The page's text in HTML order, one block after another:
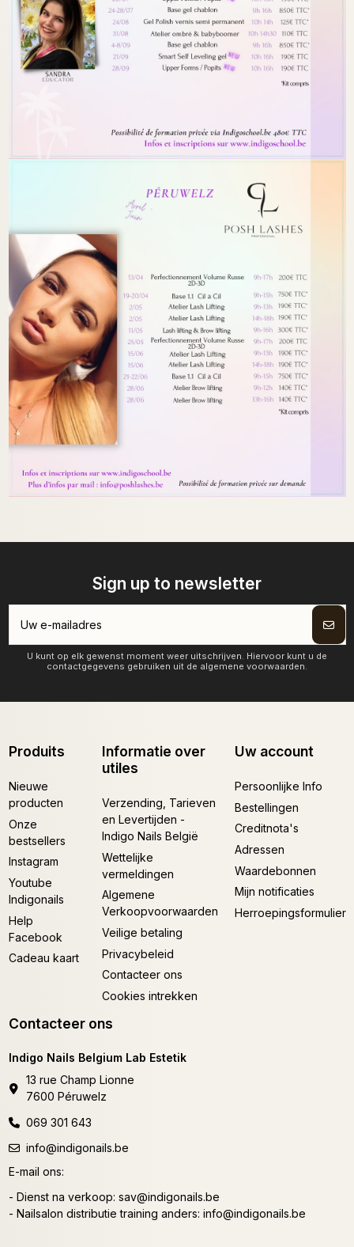
Sign up to newsletter
U kunt op elk gewenst moment weer uitschrijven. Hiervoor kunt u de
contactgegevens gebruiken uit de algemene voorwaarden.
Produits
Nieuwe
producten
Onze
bestsellers
Instagram
Youtube
Indigonails
Help
Facebook
Cadeau kaart
Informatie over
utiles
Verzending, Tarieven
en Levertijden -
Indigo Nails België
Wettelijke
vermeldingen
Algemene
Verkoopvoorwaarden
Veilige betaling
Privacybeleid
Contacteer ons
Cookies intrekken
Uw account
Persoonlijke Info
Bestellingen
Creditnota's
Adressen
Waardebonnen
Mijn notificaties
Herroepingsformulier
Contacteer ons
Indigo Nails Belgium Lab Estetik
13 rue Champ Lionne
7600 Péruwelz
069 301 643
info@indigonails.be
E-mail ons:
- Dienst na verkoop: sav@indigonails.be
- Nailsalon distributie training anders: info@indigonails.be